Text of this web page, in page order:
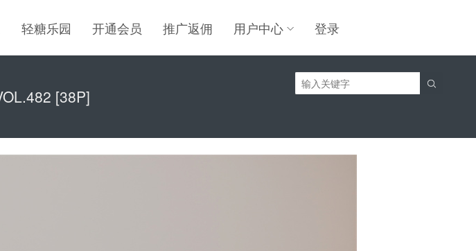
轻糖乐园 开通会员 推广返佣 用户中心 登录

[38P]